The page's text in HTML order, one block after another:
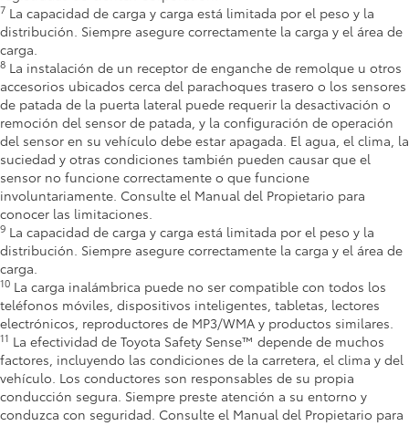
7 La capacidad de carga y carga está limitada por el peso y la
distribución. Siempre asegure correctamente la carga y el área de
carga.
8 La instalación de un receptor de enganche de remolque u otros
accesorios ubicados cerca del parachoques trasero o los sensores
de patada de la puerta lateral puede requerir la desactivación o
remoción del sensor de patada, y la configuración de operación
del sensor en su vehículo debe estar apagada. El agua, el clima, la
suciedad y otras condiciones también pueden causar que el
sensor no funcione correctamente o que funcione
involuntariamente. Consulte el Manual del Propietario para
conocer las limitaciones.
9 La capacidad de carga y carga está limitada por el peso y la
distribución. Siempre asegure correctamente la carga y el área de
carga.
10 La carga inalámbrica puede no ser compatible con todos los
teléfonos móviles, dispositivos inteligentes, tabletas, lectores
electrónicos, reproductores de MP3/WMA y productos similares.
11 La efectividad de Toyota Safety Sense™ depende de muchos
factores, incluyendo las condiciones de la carretera, el clima y del
vehículo. Los conductores son responsables de su propia
conducción segura. Siempre preste atención a su entorno y
conduzca con seguridad. Consulte el Manual del Propietario para